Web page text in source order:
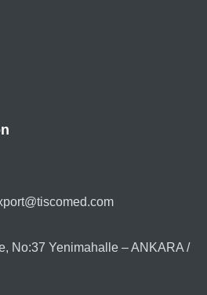
No:37 Yenimahalle – ANKARA /